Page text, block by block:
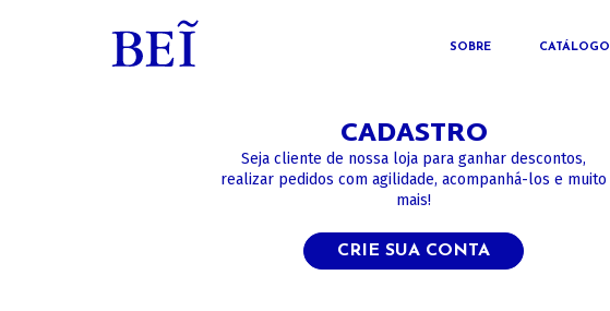
SOBRE CATÁLOGO
CADASTRO
Seja cliente de nossa loja para ganhar descontos,
realizar pedidos com agilidade, acompanhá-los e muito
mais!
CRIE SUA CONTA